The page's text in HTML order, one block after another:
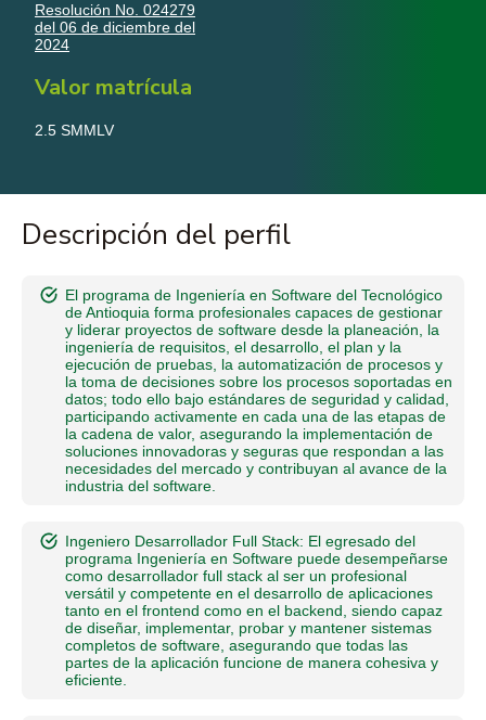
Resolución No. 024279
del 06 de diciembre del
2024
Valor matrícula
2.5 SMMLV
Descripción del perfil
El programa de Ingeniería en Software del Tecnológico
de Antioquia forma profesionales capaces de gestionar
y liderar proyectos de software desde la planeación, la
ingeniería de requisitos, el desarrollo, el plan y la
ejecución de pruebas, la automatización de procesos y
la toma de decisiones sobre los procesos soportadas en
datos; todo ello bajo estándares de seguridad y calidad,
participando activamente en cada una de las etapas de
la cadena de valor, asegurando la implementación de
soluciones innovadoras y seguras que respondan a las
necesidades del mercado y contribuyan al avance de la
industria del software.
Ingeniero Desarrollador Full Stack: El egresado del
programa Ingeniería en Software puede desempeñarse
como desarrollador full stack al ser un profesional
versátil y competente en el desarrollo de aplicaciones
tanto en el frontend como en el backend, siendo capaz
de diseñar, implementar, probar y mantener sistemas
completos de software, asegurando que todas las
partes de la aplicación funcione de manera cohesiva y
eficiente.